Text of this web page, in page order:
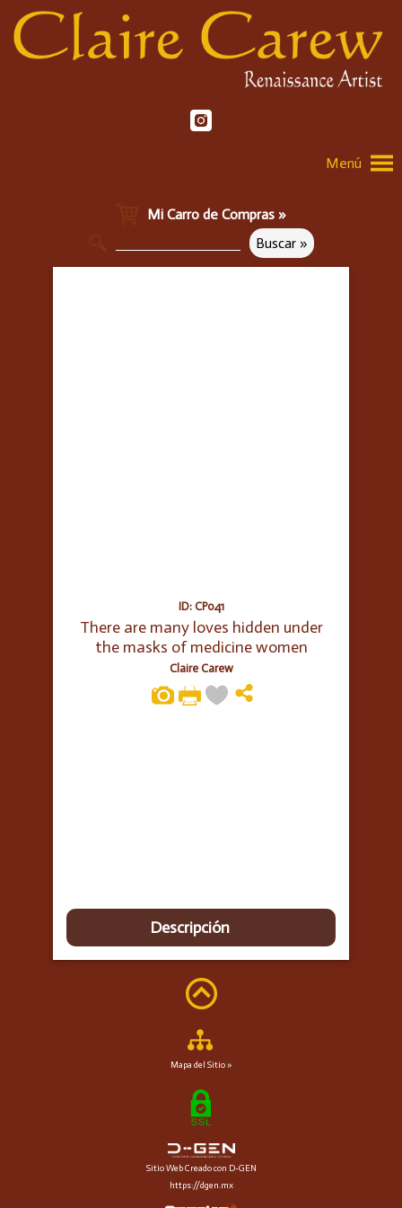
Menú
Mi Carro de Compras »
ID: CP041
There are many loves hidden under
the masks of medicine women
Claire Carew
Descripción
Mapa del Sitio »
Sitio Web Creado con D-GEN
https://dgen.mx